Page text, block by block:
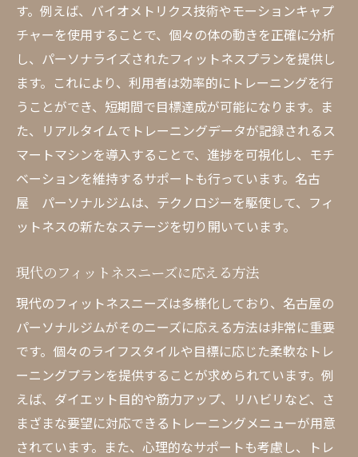
す。例えば、バイオメトリクス技術やモーションキャプ
チャーを使用することで、個々の体の動きを正確に分析
し、パーソナライズされたフィットネスプランを提供し
ます。これにより、利用者は効率的にトレーニングを行
うことができ、短期間で目標達成が可能になります。ま
た、リアルタイムでトレーニングデータが記録されるス
マートマシンを導入することで、進捗を可視化し、モチ
ベーションを維持するサポートも行っています。名古
屋 パーソナルジムは、テクノロジーを駆使して、フィ
ットネスの新たなステージを切り開いています。
現代のフィットネスニーズに応える方法
現代のフィットネスニーズは多様化しており、名古屋の
パーソナルジムがそのニーズに応える方法は非常に重要
です。個々のライフスタイルや目標に応じた柔軟なトレ
ーニングプランを提供することが求められています。例
えば、ダイエット目的や筋力アップ、リハビリなど、さ
まざまな要望に対応できるトレーニングメニューが用意
されています。また、心理的なサポートも考慮し、トレ